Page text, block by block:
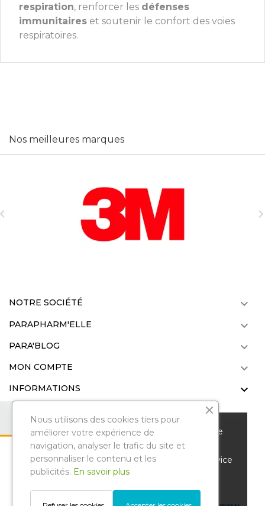
Nous vous remercions de votre visite sur notre
parapharmacie en ligne. Pour améliorer votre
expérience de navigation et vous offrir un service
personnalisé, nous utilisons des cookies et
d'autres technologies similaires.
respiration, renforcer les défenses
immunitaires et soutenir le confort des voies
respiratoires.
Nos meilleures marques
NOTRE SOCIÉTÉ 
PARAPHARM'ELLE 
PARA'BLOG 
MON COMPTE 
INFORMATIONS 
Parapharmelle. Tous droits réservés.
Reproduction même partielle interdite
Gestion des avis Google
Nous utilisons des cookies tiers pour
améliorer votre expérience de
navigation, analyser le trafic du site et
personnaliser le contenu et les
publicités. En savoir plus